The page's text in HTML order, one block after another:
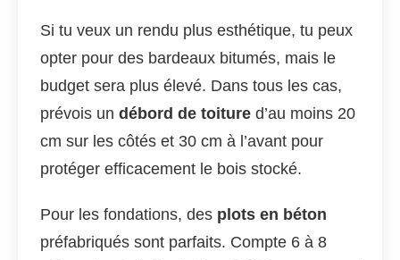
Si tu veux un rendu plus esthétique, tu peux
opter pour des bardeaux bitumés, mais le
budget sera plus élevé. Dans tous les cas,
prévois un débord de toiture d’au moins 20
cm sur les côtés et 30 cm à l’avant pour
protéger efficacement le bois stocké.
Pour les fondations, des plots en béton
préfabriqués sont parfaits. Compte 6 à 8